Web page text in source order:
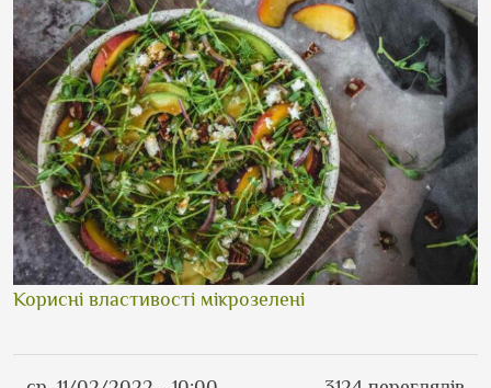
Корисні властивості мікрозелені